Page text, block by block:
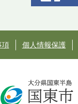
項 個人情報保護